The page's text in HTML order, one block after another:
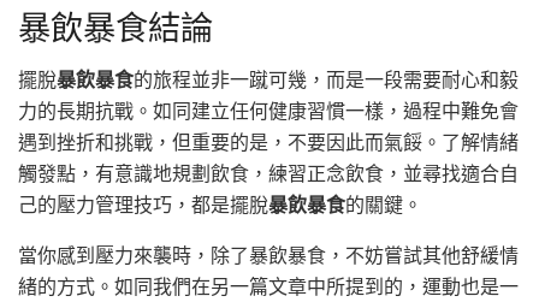
暴飲暴食結論
擺脫暴飲暴食的旅程並非一蹴可幾，而是一段需要耐心和毅
力的長期抗戰。如同建立任何健康習慣一樣，過程中難免會
遇到挫折和挑戰，但重要的是，不要因此而氣餒。了解情緒
觸發點，有意識地規劃飲食，練習正念飲食，並尋找適合自
己的壓力管理技巧，都是擺脫暴飲暴食的關鍵。
當你感到壓力來襲時，除了暴飲暴食，不妨嘗試其他舒緩情
緒的方式。如同我們在另一篇文章中所提到的，運動也是一